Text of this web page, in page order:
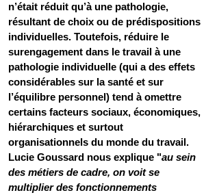
n’était réduit qu’à une pathologie,
résultant de choix ou de prédispositions
individuelles. Toutefois, réduire le
surengagement dans le travail à une
pathologie individuelle (qui a des effets
considérables sur la santé et sur
l’équilibre personnel) tend à omettre
certains facteurs sociaux, économiques,
hiérarchiques et surtout
organisationnels du monde du travail.
Lucie Goussard nous explique "au sein
des métiers de cadre, on voit se
multiplier des fonctionnements